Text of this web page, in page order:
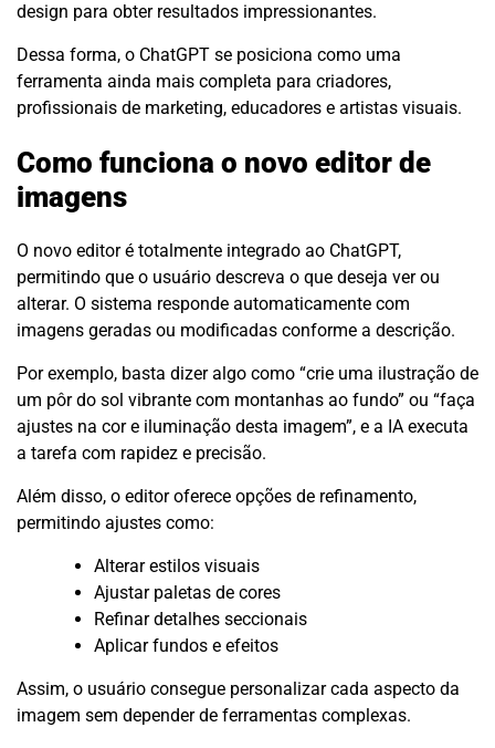
design para obter resultados impressionantes.
Dessa forma, o ChatGPT se posiciona como uma
ferramenta ainda mais completa para criadores,
profissionais de marketing, educadores e artistas visuais.
Como funciona o novo editor de
imagens
O novo editor é totalmente integrado ao ChatGPT,
permitindo que o usuário descreva o que deseja ver ou
alterar. O sistema responde automaticamente com
imagens geradas ou modificadas conforme a descrição.
Por exemplo, basta dizer algo como “crie uma ilustração de
um pôr do sol vibrante com montanhas ao fundo” ou “faça
ajustes na cor e iluminação desta imagem”, e a IA executa
a tarefa com rapidez e precisão.
Além disso, o editor oferece opções de refinamento,
permitindo ajustes como:
Alterar estilos visuais
Ajustar paletas de cores
Refinar detalhes seccionais
Aplicar fundos e efeitos
Assim, o usuário consegue personalizar cada aspecto da
imagem sem depender de ferramentas complexas.